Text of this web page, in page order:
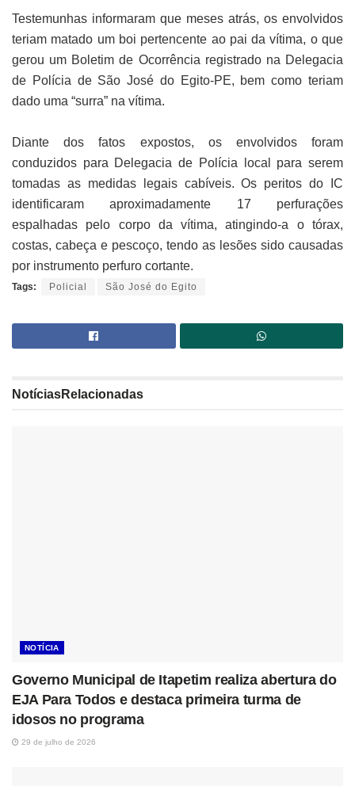
Testemunhas informaram que meses atrás, os envolvidos
teriam matado um boi pertencente ao pai da vítima, o que
gerou um Boletim de Ocorrência registrado na Delegacia
de Polícia de São José do Egito-PE, bem como teriam
dado uma “surra” na vítima.
Diante dos fatos expostos, os envolvidos foram
conduzidos para Delegacia de Polícia local para serem
tomadas as medidas legais cabíveis. Os peritos do IC
identificaram aproximadamente 17 perfurações
espalhadas pelo corpo da vítima, atingindo-a o tórax,
costas, cabeça e pescoço, tendo as lesões sido causadas
por instrumento perfuro cortante.
Tags: Policial São José do Egito
NotíciasRelacionadas
NOTÍCIA
Governo Municipal de Itapetim realiza abertura do
EJA Para Todos e destaca primeira turma de
idosos no programa
29 de julho de 2026